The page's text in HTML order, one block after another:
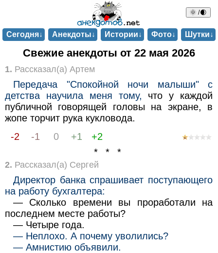
🌞 /🌒
Сегодня↓ Анекдоты↓ Истории↓ Фото↓ Шутки↓
Свежие анекдоты от 22 мая 2026
1. Рассказал(а) Артем
Передача "Спокойной ночи малыши" с
детства научила меня тому, что у каждой
публичной говорящей головы на экране, в
жопе торчит рука кукловода.
-2
-1 0 +1
+2
* * *
2. Рассказал(а) Сергей
Директор банка спрашивает поступающего
на работу бухгалтера:
— Сколько времени вы проработали на
последнем месте работы?
— Четыре года.
— Неплохо. А почему уволились?
— Амнистию объявили.